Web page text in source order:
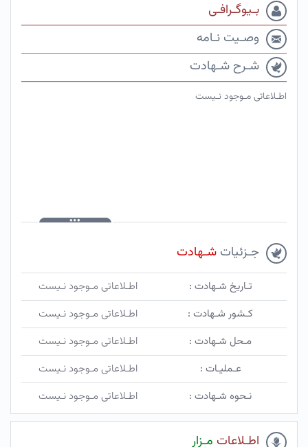
بـیوگـرافـی
وصـیت نـامه
شـرح شـهادت
اطـلاعاتی مـوجود نـیست
جـزئیات شـهادت
تـاریخ شـهادت :
اطـلاعاتی مـوجود نـیست
کـشور شـهادت :
اطـلاعاتی مـوجود نـیست
مـحل شـهادت :
اطـلاعاتی مـوجود نـیست
عـملیـات :
اطـلاعاتی مـوجود نـیست
نـحوه شـهادت :
اطـلاعاتی مـوجود نـیست
اطـلاعات مـزار